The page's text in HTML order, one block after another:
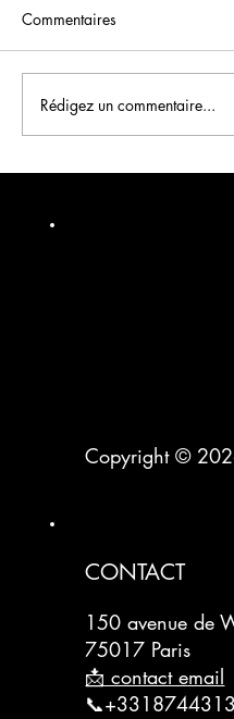
Commentaires
Rédigez un commentaire...
Copyright ©
CONTACT
150 avenue de
75017 Paris
📩 contact email